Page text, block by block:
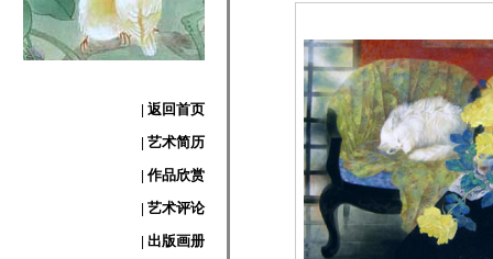
| 返回首页
| 艺术简历
| 作品欣赏
| 艺术评论
| 出版画册